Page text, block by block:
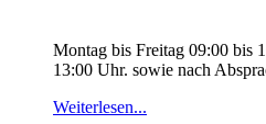
Montag bis Freitag 09:00 bis
13:00 Uhr. sowie nach
Weiterlesen...